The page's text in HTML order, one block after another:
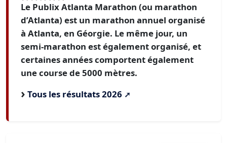
Le Publix Atlanta Marathon (ou marathon
d’Atlanta) est un marathon annuel organisé
à Atlanta, en Géorgie. Le même jour, un
semi-marathon est également organisé, et
certaines années comportent également
une course de 5000 mètres.
Tous les résultats 2026